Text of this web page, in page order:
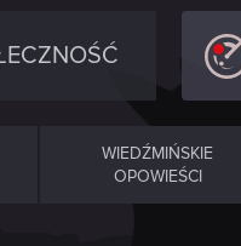
WIEDŹMIŃSKIE
OPOWIEŚCI